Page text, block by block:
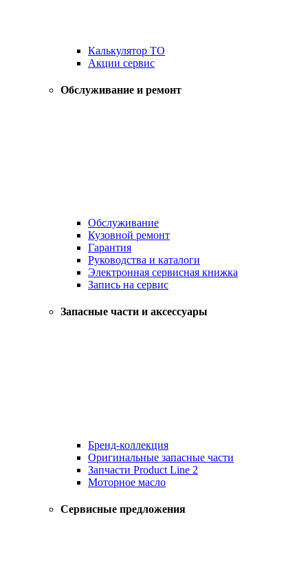
Калькулятор ТО
Акции сервис
Обслуживание и ремонт
Обслуживание
Кузовной ремонт
Гарантия
Руководства и каталоги
Электронная сервисная книжка
Запись на сервис
Запасные части и аксессуары
Бренд-коллекция
Оригинальные запасные части
Запчасти Product Line 2
Моторное масло
Сервисные предложения